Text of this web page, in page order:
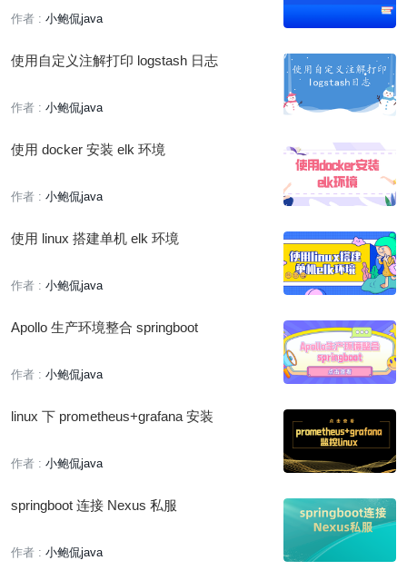
作者 : 小鲍侃java
使用自定义注解打印 logstash 日志
作者 : 小鲍侃java
使用 docker 安装 elk 环境
作者 : 小鲍侃java
使用 linux 搭建单机 elk 环境
作者 : 小鲍侃java
Apollo 生产环境整合 springboot
作者 : 小鲍侃java
linux 下 prometheus+grafana 安装
作者 : 小鲍侃java
springboot 连接 Nexus 私服
作者 : 小鲍侃java